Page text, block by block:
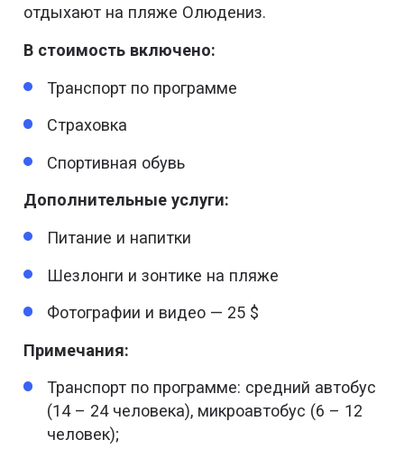
отдыхают на пляже Олюдениз.
В стоимость включено:
Транспорт по программе
Страховка
Спортивная обувь
Дополнительные услуги:
Питание и напитки
Шезлонги и зонтике на пляже
Фотографии и видео — 25 $
Примечания:
Транспорт по программе: средний автобус
(14 – 24 человека), микроавтобус (6 – 12
человек);